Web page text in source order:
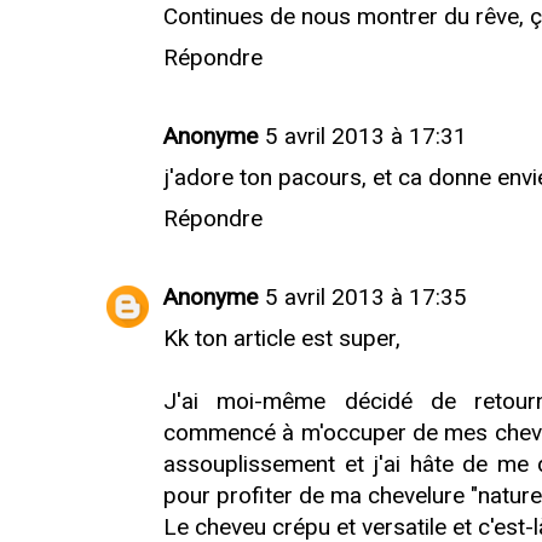
Continues de nous montrer du rêve,
Répondre
Anonyme 5 avril 2013 à 17:31
j'adore ton pacours, et ca donne
Répondre
Anonyme 5 avril 2013 à 17:35
Kk ton article est super,
J'ai moi-même décidé de
commencé à m'occuper de mes
assouplissement et j'ai hâte de
pour profiter de ma chevelure
Le cheveu crépu et versatile et